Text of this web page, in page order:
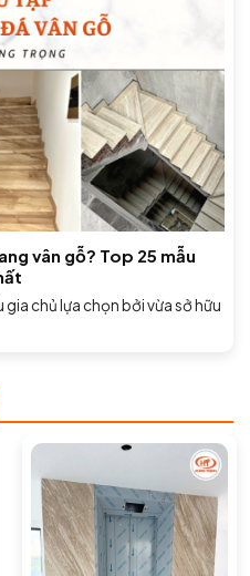
vân gỗ? Top 25 mẫu
chủ lựa chọn bởi vừa sở hữu